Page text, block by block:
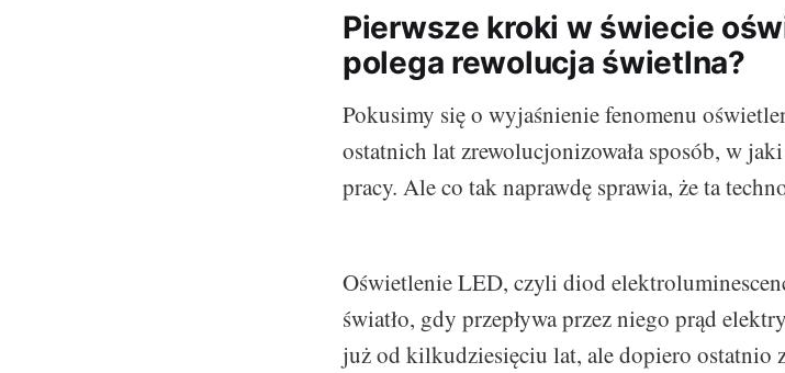
Pierwsze kroki w świecie
polega rewolucja świetlna?
Pokusimy się o wyjaśnienie fenomenu
ostatnich lat zrewolucjonizowała sposób, w
pracy. Ale co tak naprawdę sprawia, że ta
Oświetlenie LED, czyli diod
światło, gdy przepływa przez niego prąd
już od kilkudziesięciu lat, ale dopiero ostatnio